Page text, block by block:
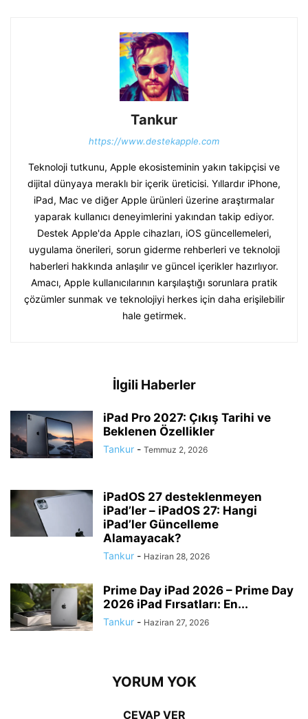
Tankur
https://www.destekapple.com
Teknoloji tutkunu, Apple ekosisteminin yakın takipçisi ve
dijital dünyaya meraklı bir içerik üreticisi. Yıllardır iPhone,
iPad, Mac ve diğer Apple ürünleri üzerine araştırmalar
yaparak kullanıcı deneyimlerini yakından takip ediyor.
Destek Apple'da Apple cihazları, iOS güncellemeleri,
uygulama önerileri, sorun giderme rehberleri ve teknoloji
haberleri hakkında anlaşılır ve güncel içerikler hazırlıyor.
Amacı, Apple kullanıcılarının karşılaştığı sorunlara pratik
çözümler sunmak ve teknolojiyi herkes için daha erişilebilir
hale getirmek.
İlgili Haberler
iPad Pro 2027: Çıkış Tarihi ve
Beklenen Özellikler
Tankur - Temmuz 2, 2026
iPadOS 27 desteklenmeyen
iPad’ler – iPadOS 27: Hangi
iPad’ler Güncelleme
Alamayacak?
Tankur - Haziran 28, 2026
Prime Day iPad 2026 – Prime Day
2026 iPad Fırsatları: En...
Tankur - Haziran 27, 2026
YORUM YOK
CEVAP VER